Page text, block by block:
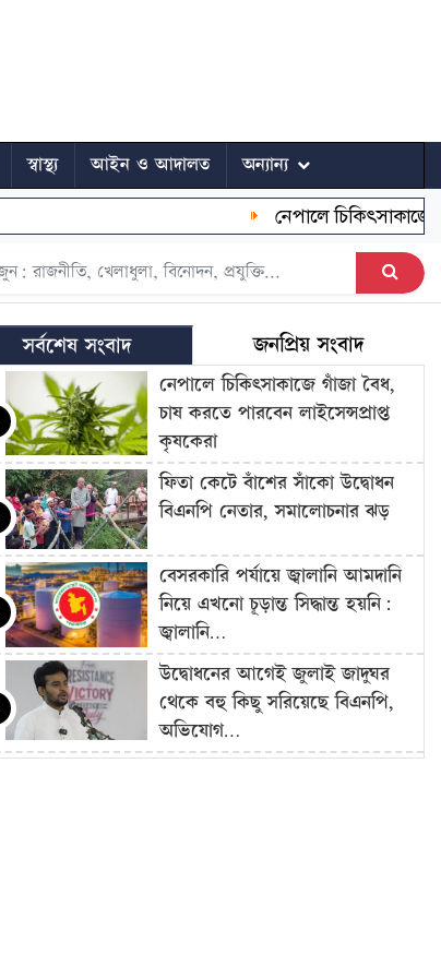
স্বাস্থ্য আইন ও আদালত অন্যান্য
নেপালে চিকিৎসাকাজে
সর্বশেষ সংবাদ জনপ্রিয় সংবাদ
নেপালে চিকিৎসাকাজে গাঁজা বৈধ,
চাষ করতে পারবেন লাইসেন্সপ্রাপ্ত
কৃষকেরা
ফিতা কেটে বাঁশের সাঁকো উদ্বোধন
বিএনপি নেতার, সমালোচনার ঝড়
বেসরকারি পর্যায়ে জ্বালানি আমদানি
নিয়ে এখনো চূড়ান্ত সিদ্ধান্ত হয়নি:
জ্বালানি…
উদ্বোধনের আগেই জুলাই জাদুঘর
থেকে বহু কিছু সরিয়েছে বিএনপি,
অভিযোগ…